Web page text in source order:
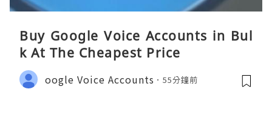
Buy Google Voice Accounts in Bul
k At The Cheapest Price
oogle Voice Accounts 55分鐘前